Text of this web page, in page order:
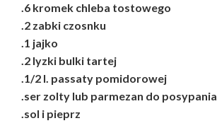
.6 kromek chleba tostowego
.2 zabki czosnku
.1 jajko
.2 lyzki bulki tartej
.1/2 l. passaty pomidorowej
.ser zolty lub parmezan do posypania
.sol i pieprz